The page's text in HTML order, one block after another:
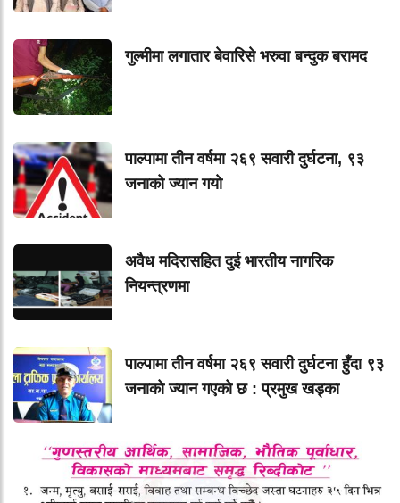
गुल्मीमा लगातार बेवारिसे भरुवा बन्दुक बरामद
पाल्पामा तीन वर्षमा २६९ सवारी दुर्घटना, ९३
जनाको ज्यान गयाे
अवैध मदिरासहित दुई भारतीय नागरिक
नियन्त्रणमा
पाल्पामा तीन वर्षमा २६९ सवारी दुर्घटना हुँदा ९३
जनाको ज्यान गएको छ : प्रमुख खड्का